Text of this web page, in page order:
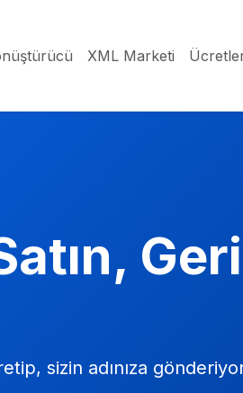
XML Marketi
sizin adınıza